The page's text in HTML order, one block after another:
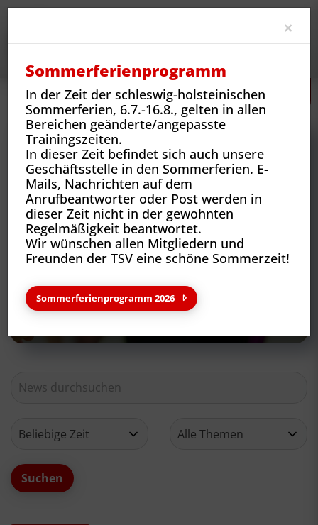
Neues Vereins-News Gedicht über die TSV Reinbek
Neues aus deinem Verein
×
Sommerferienprogramm
In der Zeit der schleswig-holsteinischen
Sommerferien, 6.7.-16.8., gelten in allen
Bereichen geänderte/angepasste
Trainingszeiten.
In dieser Zeit befindet sich auch unsere
Geschäftsstelle in den Sommerferien. E-
Mails, Nachrichten auf dem
Anrufbeantworter oder Post werden in
dieser Zeit nicht in der gewohnten
Regelmäßigkeit beantwortet.
Wir wünschen allen Mitgliedern und
Freunden der TSV eine schöne Sommerzeit!
Sommerferienprogramm 2026